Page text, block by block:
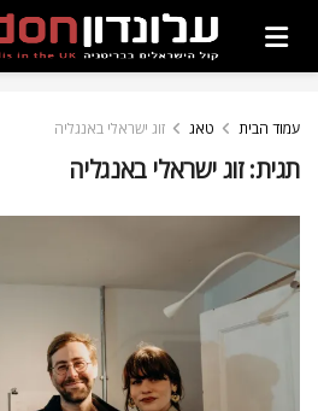
עמוד הבית טאג זוג ישראלי באנגליה
תגית:זוג ישראלי באנגליה